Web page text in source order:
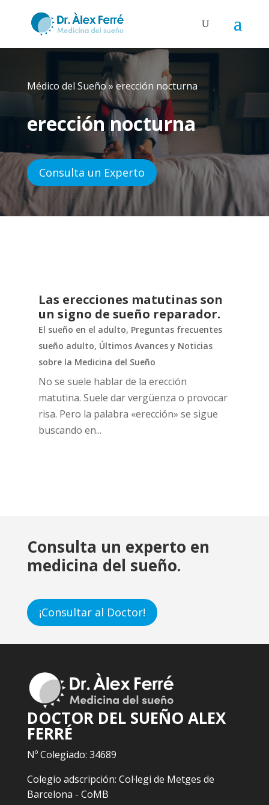
Médico del Sueño»erección nocturna
erección nocturna
Consulta un Experto
Las erecciones matutinas son
un signo de sueño reparador.
El sueño en el adulto, Preguntas frecuentes
sueño adulto, Últimos Avances y Noticias
sobre la Medicina del Sueño
No se suele hablar de la erección
matutina. Suele dar vergüenza o provocar
risa. Pero la palabra «erección» se sigue
buscando en...
Consulta un experto en
medicina del sueño.
¡Consultar al Doctor!
DOCTOR DEL SUEÑO ALEX
FERRÉ
Nº Colegiado: 34689
Colegio adscripción: Col·legi de Metges de
Barcelona - CoMB